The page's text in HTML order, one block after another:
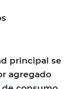
principal se
agregado